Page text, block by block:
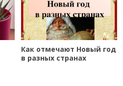
Как отмечают Новый год
в разных странах